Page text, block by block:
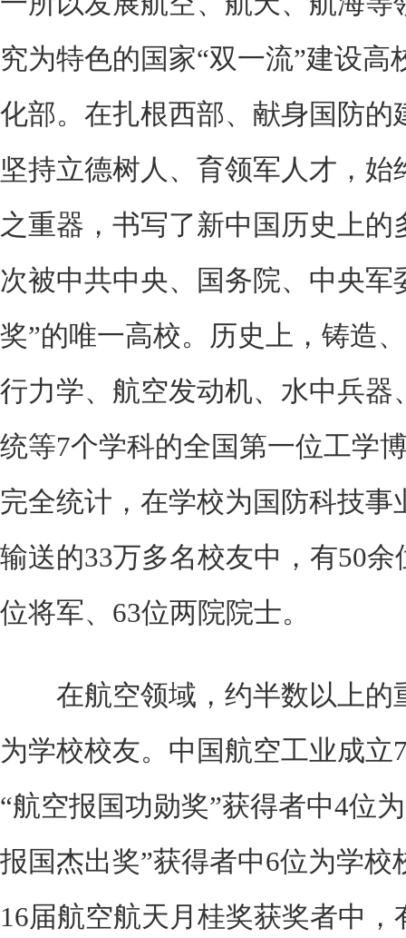
究为特色的国家“双一流”建设高
化部。在扎根西部、献身国防的
坚持立德树人、育领军人才，
之重器，书写了新中国历史上的
次被中共中央、国务院、中央军
奖”的唯一高校。历史上，铸造
行力学、航空发动机、水中兵器
统等7个学科的全国第一位工学
完全统计，在学校为国防科技
输送的33万多名校友中，有50
位将军、63位两院院士。
在航空领域，约半数以上的
为学校校友。中国航空工业成立
“航空报国功勋奖”获得者中4位
报国杰出奖”获得者中6位为学校
16届航空航天月桂奖获奖者中